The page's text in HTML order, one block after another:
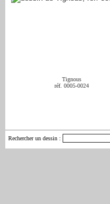
Tignous
réf. 0005-0024
Rechercher un dessin :